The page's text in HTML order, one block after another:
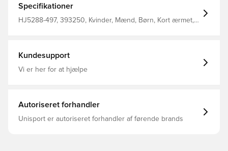
polyester.
Specifikationer
HJ5288-497, 393250, Kvinder, Mænd, Børn, Kort ærmet,
Kundesupport
Vi er her for at hjælpe
Autoriseret forhandler
Unisport er autoriseret forhandler af førende brands